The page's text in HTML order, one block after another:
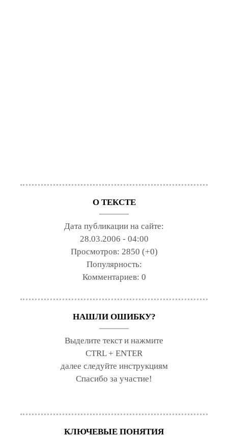
О ТЕКСТЕ
Дата публикации на сайте:
28.03.2006 - 04:00
Просмотров: 2850 (+0)
Популярность:
Комментариев: 0
НАШЛИ ОШИБКУ?
Выделите текст и нажмите
CTRL + ENTER
далее следуйте инструкциям
Спасибо за участие!
КЛЮЧЕВЫЕ ПОНЯТИЯ